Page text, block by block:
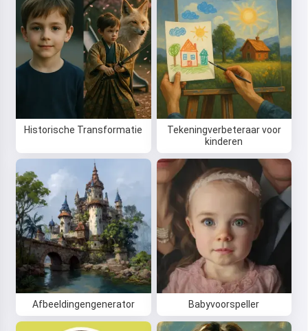
Historische Transformatie
Tekeningverbeteraar voor
kinderen
Afbeeldingengenerator Babyvoorspeller